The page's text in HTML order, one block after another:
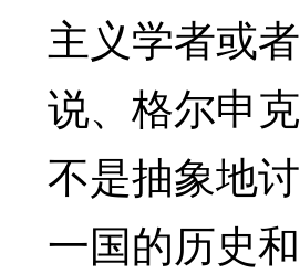
主义学者或
说、格尔申
不是抽象地
一国的历史